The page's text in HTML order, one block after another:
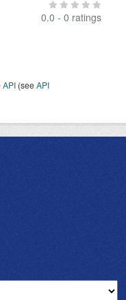
0.0 - 0 ratings
API (seeAPI